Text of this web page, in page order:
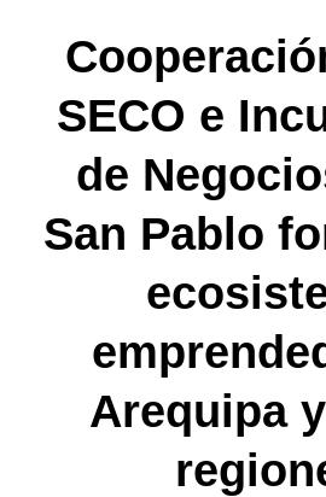
SECO e
de
San Pablo
Arequipa